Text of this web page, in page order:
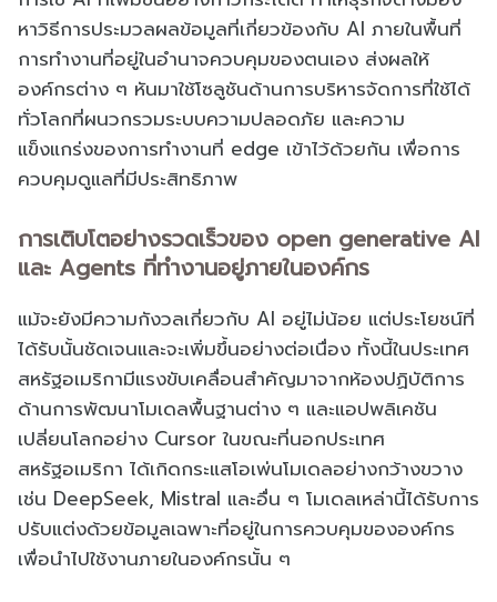
หาวิธีการประมวลผลข้อมูลที่เกี่ยวข้องกับ AI ภายในพื้นที่
การทำงานที่อยู่ในอำนาจควบคุมของตนเอง ส่งผลให้
องค์กรต่าง ๆ หันมาใช้โซลูชันด้านการบริหารจัดการที่ใช้ได้
ทั่วโลกที่ผนวกรวมระบบความปลอดภัย และความ
แข็งแกร่งของการทำงานที่ edge เข้าไว้ด้วยกัน เพื่อการ
ควบคุมดูแลที่มีประสิทธิภาพ
การเติบโตอย่างรวดเร็วของ open generative AI
และ Agents ที่ทำงานอยู่ภายในองค์กร
แม้จะยังมีความกังวลเกี่ยวกับ AI อยู่ไม่น้อย แต่ประโยชน์ที่
ได้รับนั้นชัดเจนและจะเพิ่มขึ้นอย่างต่อเนื่อง ทั้งนี้ในประเทศ
สหรัฐอเมริกามีแรงขับเคลื่อนสำคัญมาจากห้องปฏิบัติการ
ด้านการพัฒนาโมเดลพื้นฐานต่าง ๆ และแอปพลิเคชัน
เปลี่ยนโลกอย่าง Cursor ในขณะที่นอกประเทศ
สหรัฐอเมริกา ได้เกิดกระแสโอเพ่นโมเดลอย่างกว้างขวาง
เช่น DeepSeek, Mistral และอื่น ๆ โมเดลเหล่านี้ได้รับการ
ปรับแต่งด้วยข้อมูลเฉพาะที่อยู่ในการควบคุมขององค์กร
เพื่อนำไปใช้งานภายในองค์กรนั้น ๆ